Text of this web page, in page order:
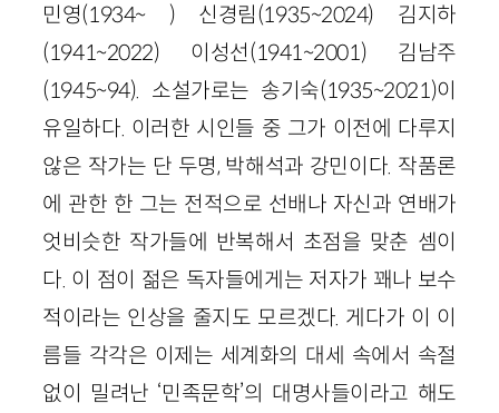
민영(1934~ ) 신경림(1935~2024) 김지하
(1941~2022) 이성선(1941~2001) 김남주
(1945~94). 소설가로는 송기숙(1935~2021)이
유일하다. 이러한 시인들 중 그가 이전에 다루지
않은 작가는 단 두명, 박해석과 강민이다. 작품론
에 관한 한 그는 전적으로 선배나 자신과 연배가
엇비슷한 작가들에 반복해서 초점을 맞춘 셈이
다. 이 점이 젊은 독자들에게는 저자가 꽤나 보수
적이라는 인상을 줄지도 모르겠다. 게다가 이 이
름들 각각은 이제는 세계화의 대세 속에서 속절
없이 밀려난 ‘민족문학’의 대명사들이라고 해도